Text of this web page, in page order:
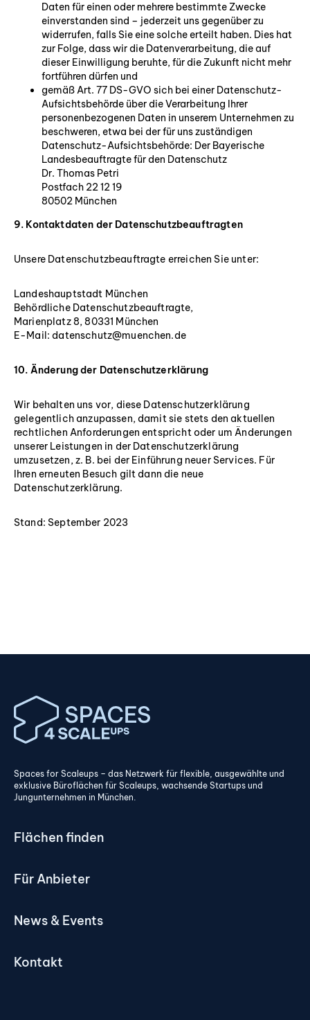
Daten für einen oder mehrere bestimmte Zwecke
einverstanden sind – jederzeit uns gegenüber zu
widerrufen, falls Sie eine solche erteilt haben. Dies hat
zur Folge, dass wir die Datenverarbeitung, die auf
dieser Einwilligung beruhte, für die Zukunft nicht mehr
fortführen dürfen und
gemäß Art. 77 DS-GVO sich bei einer Datenschutz-
Aufsichtsbehörde über die Verarbeitung Ihrer
personenbezogenen Daten in unserem Unternehmen zu
beschweren, etwa bei der für uns zuständigen
Datenschutz-Aufsichtsbehörde: Der Bayerische
Landesbeauftragte für den Datenschutz
Dr. Thomas Petri
Postfach 22 12 19
80502 München
9. Kontaktdaten der Datenschutzbeauftragten
Unsere Datenschutzbeauftragte erreichen Sie unter:
Landeshauptstadt München
Behördliche Datenschutzbeauftragte,
Marienplatz 8, 80331 München
E-Mail: datenschutz@muenchen.de
10. Änderung der Datenschutzerklärung
Wir behalten uns vor, diese Datenschutzerklärung
gelegentlich anzupassen, damit sie stets den aktuellen
rechtlichen Anforderungen entspricht oder um Änderungen
unserer Leistungen in der Datenschutzerklärung
umzusetzen, z. B. bei der Einführung neuer Services. Für
Ihren erneuten Besuch gilt dann die neue
Datenschutzerklärung.
Stand: September 2023
Spaces for Scaleups – das Netzwerk für flexible, ausgewählte und
exklusive Büroflächen für Scaleups, wachsende Startups und
Jungunternehmen in München.
Flächen finden
Für Anbieter
News & Events
Kontakt